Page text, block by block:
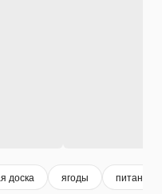
доска ягоды питание